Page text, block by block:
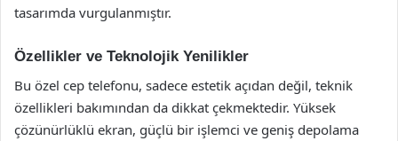
tasarımda vurgulanmıştır.
Özellikler ve Teknolojik Yenilikler
Bu özel cep telefonu, sadece estetik açıdan değil, teknik
özellikleri bakımından da dikkat çekmektedir. Yüksek
çözünürlüklü ekran, güçlü bir işlemci ve geniş depolama